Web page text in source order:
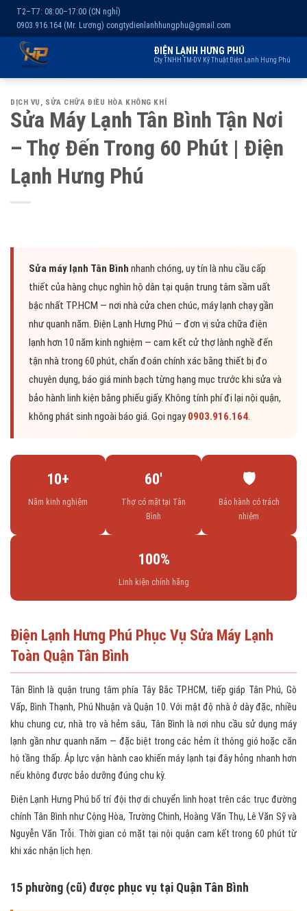
T2–T7: 08:00–17:00 (CN nghỉ)
0903.916.164 (Mr. Lương) congtydienlanhhungphu@gmail.com
ĐIỆN LẠNH HƯNG PHÚ
Cty TNHH TM-DV Kỹ Thuật Điện Lạnh Hưng Phú
đến
nội
DỊCH VỤ , SỬA CHỮA ĐIỀU HÒA KHÔNG KHÍ
Sửa Máy Lạnh Tân Bình Tận Nơi
– Thợ Đến Trong 60 Phút | Điện
Lạnh Hưng Phú
Sửa máy lạnh Tân Bình nhanh chóng, uy tín là nhu cầu cấp
thiết của hàng chục nghìn hộ dân tại quận trung tâm sầm uất
bậc nhất TP.HCM — nơi nhà cửa chen chúc, máy lạnh chạy gần
như quanh năm. Điện Lạnh Hưng Phú — đơn vị sửa chữa điện
lạnh hơn 10 năm kinh nghiệm — cam kết cử thợ lành nghề đến
tận nhà trong 60 phút, chẩn đoán chính xác bằng thiết bị đo
chuyên dụng, báo giá minh bạch từng hạng mục trước khi sửa và
bảo hành linh kiện bằng phiếu giấy. Không tính phí đi lại nội quận,
không phát sinh ngoài báo giá. Gọi ngay0903.916.164.
10+
Năm kinh nghiệm
60′
Thợ có mặt tại Tân
Bình
🛡️
Bảo hành có trách
nhiệm
100%
Linh kiện chính hãng
Điện Lạnh Hưng Phú Phục Vụ Sửa Máy Lạnh
Toàn Quận Tân Bình
Tân Bình là quận trung tâm phía Tây Bắc TP.HCM, tiếp giáp Tân Phú, Gò
Vấp, Bình Thạnh, Phú Nhuận và Quận 10. Với mật độ nhà ở dày đặc, nhiều
khu chung cư, nhà trọ và hẻm sâu, Tân Bình là nơi nhu cầu sử dụng máy
lạnh gần như quanh năm — đặc biệt trong các hẻm ít thông gió hoặc căn
hộ tầng thấp. Áp lực vận hành cao khiến máy lạnh tại đây hỏng nhanh hơn
nếu không được bảo dưỡng đúng chu kỳ.
Điện Lạnh Hưng Phú bố trí đội thợ di chuyển linh hoạt trên các trục đường
chính Tân Bình như Cộng Hòa, Trường Chinh, Hoàng Văn Thụ, Lê Văn Sỹ và
Nguyễn Văn Trỗi. Thời gian có mặt tại nội quận cam kết trong 60 phút từ
khi xác nhận lịch hẹn.
15 phường (cũ) được phục vụ tại Quận Tân Bình